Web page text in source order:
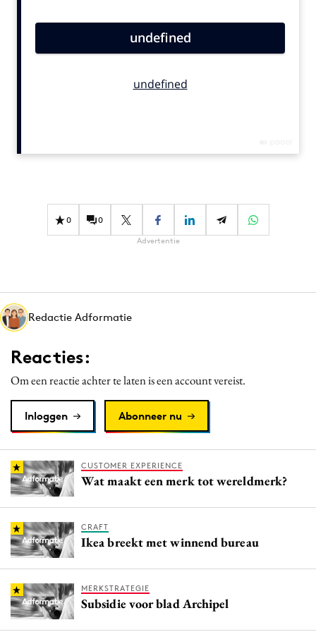
Carriere
Diversiteit
Interne communicatie
Martech
Media
Merkstrategie
PR
Purpose Marketing
Reputatie & crisis
0 0
Advertentie
Redactie Adformatie
Reacties:
Om een reactie achter te laten is een account vereist.
Inloggen Abonneer nu
CUSTOMER EXPERIENCE
Wat maakt een merk tot wereldmerk?
CRAFT
Ikea breekt met winnend bureau
MERKSTRATEGIE
Subsidie voor blad Archipel